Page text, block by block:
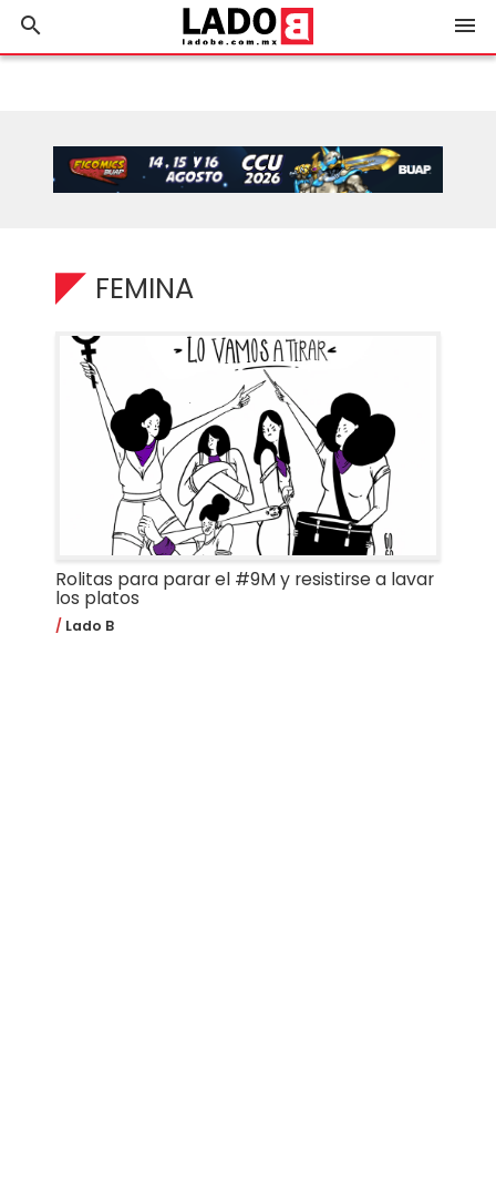
search menu
FEMINA
Rolitas para parar el #9M y resistirse a lavar
los platos
Lado B